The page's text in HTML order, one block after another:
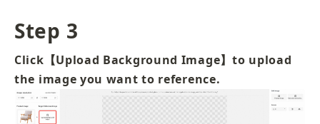
Step 3
Click【Upload Background Image】to upload
the image you want to reference.